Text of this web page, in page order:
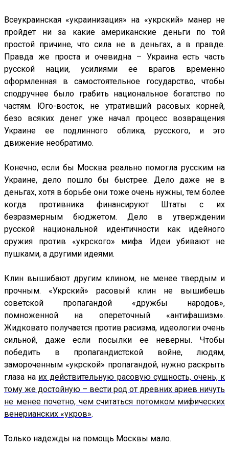
Всеукраинская «украинизация» на «укрский» манер не
пройдет ни за какие американские деньги по той
простой причине, что сила не в деньгах, а в правде.
Правда же проста и очевидна – Украина есть часть
русской нации, усилиями ее врагов временно
оформленная в самостоятельное государство, чтобы
сподручнее было грабить национальное богатство по
частям. Юго-восток, не утративший расовых корней,
безо всяких денег уже начал процесс возвращения
Украине ее подлинного облика, русского, и это
движение необратимо.
Конечно, если бы Москва реально помогла русским на
Украине, дело пошло бы быстрее. Дело даже не в
деньгах, хотя в борьбе они тоже очень нужны, тем более
когда противника финансируют Штаты с их
безразмерным бюджетом. Дело в утверждении
русской национальной идентичности как идейного
оружия против «укрского» мифа. Идеи убивают не
пушками, а другими идеями.
Клин вышибают другим клином, не менее твердым и
прочным. «Укрский» расовый клин не вышибешь
советской пропагандой «дружбы народов»,
помноженной на опереточный «антифашизм».
Жидковато получается против расизма, идеологии очень
сильной, даже если посылки ее неверны. Чтобы
победить в пропагандистской войне, людям,
замороченным «укрской» пропагандой, нужно раскрыть
глаза на их действительную расовую сущность, очень, к
тому же достойную – вести род от древних ариев ничуть
не менее почетно, чем считаться потомком мифических
венерианских «укров».
Только надежды на помощь Москвы мало.